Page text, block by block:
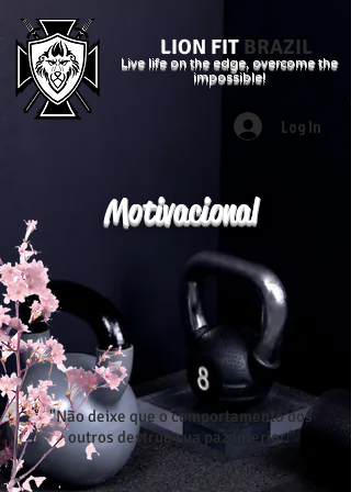
LION FIT BRAZIL
Live life on the edge, overcome the
impossible!
Log In
Motivacional
"Não deixe que o comportamento dos
outros destrua sua paz interior."